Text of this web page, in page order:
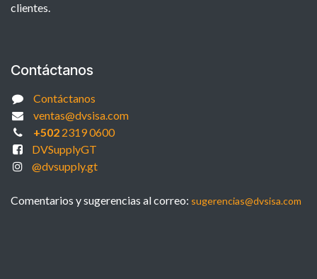
clientes.
Contáctanos
Contáctanos
ventas@dvsisa.com
+5022319 0600
DVSupplyGT
@dvsupply.gt
Comentarios y sugerencias al correo: sugerencias@dvsisa.com